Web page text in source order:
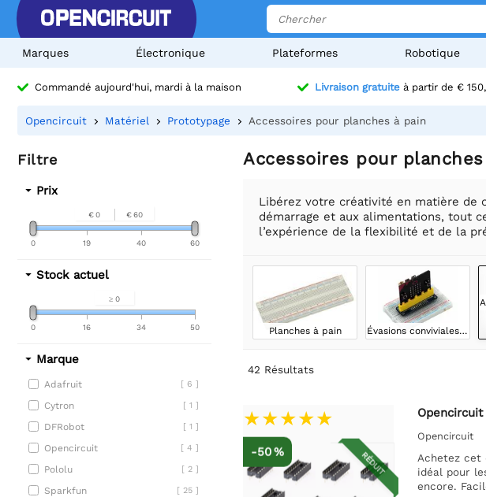
Marques Électronique Plateformes Robotique
Commandé aujourd'hui, mardi à la maison Livraison gratuite à partir de €
Opencircuit Matériel Prototypage Accessoires pour planches à pain
Filtre
Prix
€ 0 € 60
0 60
19 40
Stock actuel
≥ 0
0 50
16 34
Marque
Adafruit [ 6 ]
Cytron [ 1 ]
DFRobot [ 1 ]
Opencircuit [ 4 ]
Pololu [ 2 ]
Sparkfun [ 25 ]
Accessoires pour
Libérez votre créativité en matière de
démarrage et aux alimentations, tout
l’expérience de la flexibilité et de la
Planches à pain Évasions conviviales pour la planche à pain
42 Résultats
RÉDUIT
-50 %
Opencircuit
Opencircuit
Achetez cet
idéal pour
encore.